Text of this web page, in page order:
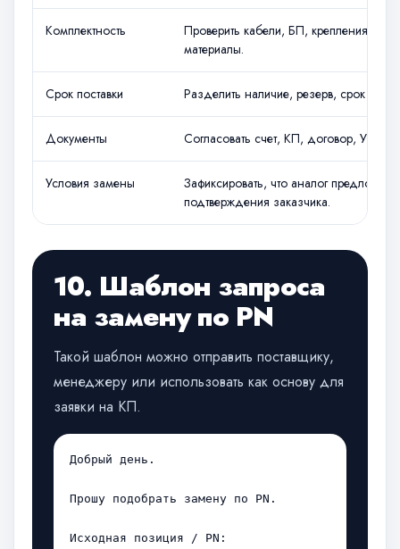
Комплектность
Проверить кабели, БП, крепления,
материалы.
Срок поставки Разделить наличие, резерв, срок
Документы Согласовать счет, КП, договор, УПД,
Условия замены
Зафиксировать, что аналог
подтверждения заказчика.
10. Шаблон запроса
на замену по PN
Такой шаблон можно отправить поставщику,
менеджеру или использовать как основу для
заявки на КП.
Добрый день.
Прошу подобрать замену по PN.
Исходная позиция / PN: